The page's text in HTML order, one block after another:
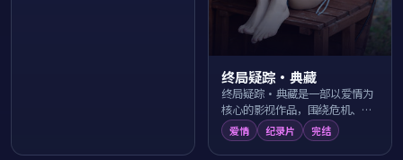
终局疑踪·典藏
终局疑踪·典藏是一部以爱情为
核心的影视作品，围绕危机、反
转与人物成长展开，整体节奏紧
凑，值得推荐观看。
爱情 纪录片 完结